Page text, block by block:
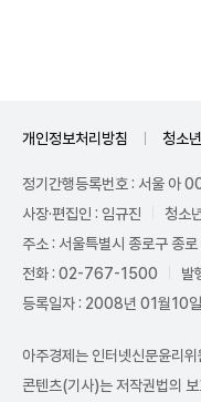
개인정보처리방침 청소
정기간행등록번호 : 서울 아
사장·편집인 : 임규진
청소
주소 : 서울특별시 종로구 종
전화 : 02-767-1500
발
등록일자 : 2008년 01월10일
아주경제는 인터넷신문윤리
콘텐츠(기사)는 저작권법의